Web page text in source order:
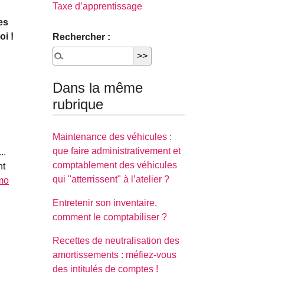
!
Taxe d’apprentissage
Rechercher :
Dans la même
rubrique
Maintenance des véhicules :
que faire administrativement et
comptablement des véhicules
qui "atterrissent" à l’atelier ?
Entretenir son inventaire,
comment le comptabiliser ?
Recettes de neutralisation des
amortissements : méfiez-vous
des intitulés de comptes !